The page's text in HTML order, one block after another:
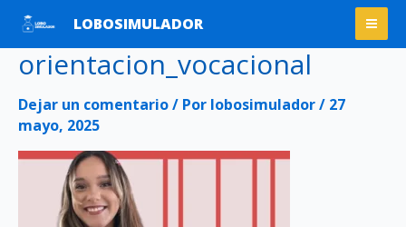
contenido
LOBOSIMULADOR
orientacion_vocacional
Dejar un comentario/ Por lobosimulador/ 27
mayo, 2025